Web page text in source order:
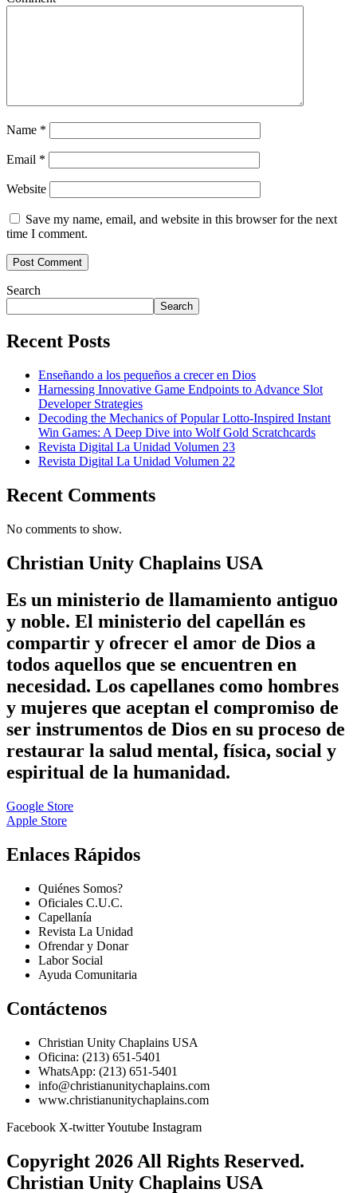
Name *
Email *
Website
Save my name, email, and website in this browser for the next
time I comment.
Search
Search
Recent Posts
Enseñando a los pequeños a crecer en Dios
Harnessing Innovative Game Endpoints to Advance Slot
Developer Strategies
Decoding the Mechanics of Popular Lotto-Inspired Instant
Win Games: A Deep Dive into Wolf Gold Scratchcards
Revista Digital La Unidad Volumen 23
Revista Digital La Unidad Volumen 22
Recent Comments
No comments to show.
Christian Unity Chaplains USA
Es un ministerio de llamamiento antiguo
y noble. El ministerio del capellán es
compartir y ofrecer el amor de Dios a
todos aquellos que se encuentren en
necesidad. Los capellanes como hombres
y mujeres que aceptan el compromiso de
ser instrumentos de Dios en su proceso de
restaurar la salud mental, física, social y
espiritual de la humanidad.
Google Store
Apple Store
Enlaces Rápidos
Quiénes Somos?
Oficiales C.U.C.
Capellanía
Revista La Unidad
Ofrendar y Donar
Labor Social
Ayuda Comunitaria
Contáctenos
Christian Unity Chaplains USA
Oficina: (213) 651-5401
WhatsApp: (213) 651-5401
info@christianunitychaplains.com
www.christianunitychaplains.com
Facebook X-twitterYoutube Instagram
Copyright 2026 All Rights Reserved.
Christian Unity Chaplains USA